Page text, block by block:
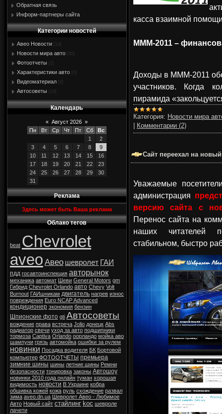
Обратная связь
Информ-партнеры сайта
Категории новостей
Авео Новости [14]
Новости мира авто [30]
Фотоотчеты [2]
Характеристики авто
Видеоматериал
Автосоветы
Календарь
« Август 2026 »
Пн
Вт Ср Чт Пт Сб
Вс
1
2
3
4 5 6 7 8
9
10
11 12 13 14 15
16
17
18 19 20 21 22
23
24
25 26 27 28 29
30
31
Реклама
Здесь может быть Ваша реклама
Облако тегов
beat Chevrolet
aveo Авео шевролет ГАИ
пдд госавтоинспекция авторынок
механика автомат Шеви General Motors gm
Гибрид Chevrolet Orlando авто Chevy Volt
Burnout ГАИшникам двигатель нагрев износ
повреждения Euro NCAP Advanced
кондиционер экономия бензин
Шпионские фото gti Автосоветы
вождение права встреча Jolio донецк Abs
радиатор свечи уход за авто подшипники
тормоза Captiva Orlando оорландо мойка аво
шампуни грязь автомойка ошибки за рулем
новинки Посадка водителя БК Бортовой
компьютер ФОТООТЧЕТЫ премьера
зимние шины шины летние шины Ремни
безопасности тонировка законы Автошоу
новинки 2010 года онлайн туман хорошая
видимость новости В Украине кобра
обшивка кожей кожа руль схождение развал
зима aveo.dn.ua Шевролет Авео - Любимое
Авто Новый сайт стайлинг koc шевроле
лачети
касса взаимной
МММ-2011 –
Доходы в МММ-2011
участников. Когда
пирамида
Категория: Новости мира
Комментарии (2)
Сайт переехал на новый
Уважаемые
администрация
версию сайта с
Перенос сайта на
наших читателей
стабильном, быстро